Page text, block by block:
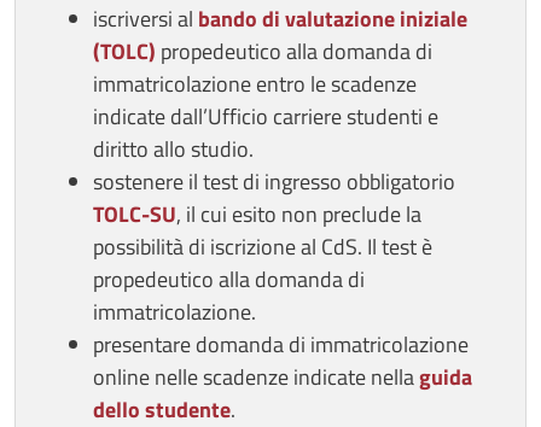
iscriversi al bando di valutazione iniziale
(TOLC) propedeutico alla domanda di
immatricolazione entro le scadenze
indicate dall’Ufficio carriere studenti e
diritto allo studio.
sostenere il test di ingresso obbligatorio
TOLC-SU, il cui esito non preclude la
possibilità di iscrizione al CdS. Il test è
propedeutico alla domanda di
immatricolazione.
presentare domanda di immatricolazione
online nelle scadenze indicate nellaguida
dello studente.